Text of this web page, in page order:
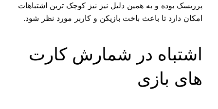
پرریسک بوده و به همین دلیل نیز نیز کوچک ترین اشتباهات
امکان دارد تا باعث باخت بازیکن و کاربر مورد نظر شود.
اشتباه در شمارش کارت‌
های بازی